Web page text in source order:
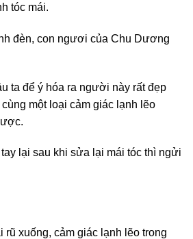
tóc mái.
đèn, con ngươi của Chu Dương
ta để ý hóa ra người này rất đẹp
một loại cảm giác lạnh lẽo
lại sau khi sửa lại mái tóc thì ngửi
rũ xuống, cảm giác lạnh lẽo trong